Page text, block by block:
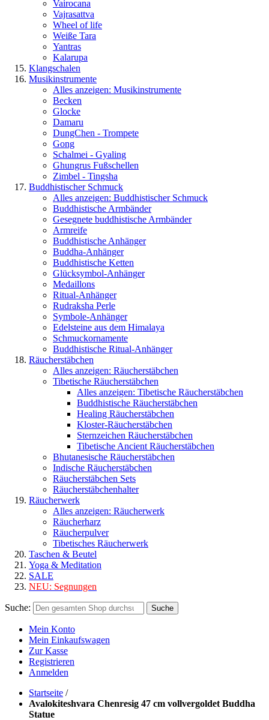
Vairocana
Vajrasattva
Wheel of life
Weiße Tara
Yantras
Kalarupa
Klangschalen
Musikinstrumente
Alles anzeigen: Musikinstrumente
Becken
Glocke
Damaru
DungChen - Trompete
Gong
Schalmei - Gyaling
Ghungrus Fußschellen
Zimbel - Tingsha
Buddhistischer Schmuck
Alles anzeigen: Buddhistischer Schmuck
Buddhistische Armbänder
Gesegnete buddhistische Armbänder
Armreife
Buddhistische Anhänger
Buddha-Anhänger
Buddhistische Ketten
Glücksymbol-Anhänger
Medaillons
Ritual-Anhänger
Rudraksha Perle
Symbole-Anhänger
Edelsteine aus dem Himalaya
Schmuckornamente
Buddhistische Ritual-Anhänger
Räucherstäbchen
Alles anzeigen: Räucherstäbchen
Tibetische Räucherstäbchen
Alles anzeigen: Tibetische Räucherstäbchen
Buddhistische Räucherstäbchen
Healing Räucherstäbchen
Kloster-Räucherstäbchen
Sternzeichen Räucherstäbchen
Tibetische Ancient Räucherstäbchen
Bhutanesische Räucherstäbchen
Indische Räucherstäbchen
Räucherstäbchen Sets
Räucherstäbchenhalter
Räucherwerk
Alles anzeigen: Räucherwerk
Räucherharz
Räucherpulver
Tibetisches Räucherwerk
Taschen & Beutel
Yoga & Meditation
SALE
NEU: Segnungen
Suche: Suche
Mein Konto
Mein Einkaufswagen
Zur Kasse
Registrieren
Anmelden
Startseite /
Avalokiteshvara Chenresig 47 cm vollvergoldet Buddha
Statue